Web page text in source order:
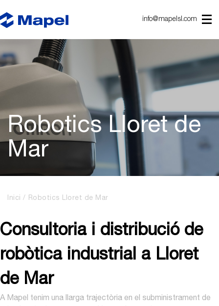
info@mapelsl.com
Robotics Lloret de
Mar
Inici Robotics Lloret de Mar
Consultoria i distribució de
robòtica industrial a Lloret
de Mar
A Mapel tenim una llarga trajectòria en el subministrament de